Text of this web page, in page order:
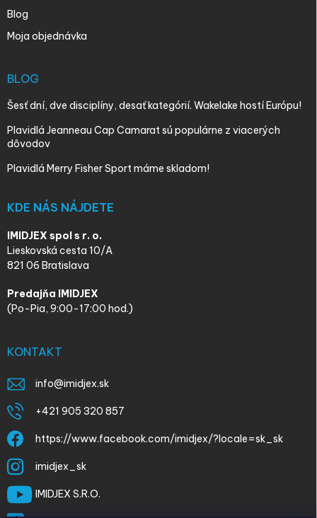
Blog
Moja objednávka
BLOG
Šesť dní, dve disciplíny, desať kategórií. Wakelake hostí Európu!
Plavidlá Jeanneau Cap Camarat sú populárne z viacerých
dôvodov
Plavidlá Merry Fisher Sport máme skladom!
KDE NÁS NÁJDETE
IMIDJEX spol s r. o.
Lieskovská cesta 10/A
821 06 Bratislava
Predajňa IMIDJEX
(Po-Pia, 9:00-17:00 hod.)
KONTAKT
info@imidjex.sk
+421 905 320 857
https://www.facebook.com/imidjex/?locale=sk_sk
imidjex_sk
IMIDJEX S.R.O.